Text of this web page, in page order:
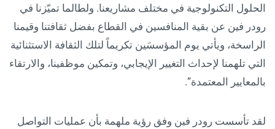
الحلول التكنولوجية في مختلف مشاريعنا. ولطالما تميّزنا في
رودر فين عن بقية المنافسين في القطاع بفضل ثقافتنا وقيمنا
الراسخة، ويأتي يوم المؤسسَين تكريماً لتلك الثقافة الاستثنائية
التي تلهمنا لإحداث التغيير الإيجابي، وتمكين موظفينا، والارتقاء
بالمعايير المعتمدة”.
لقد تأسست رودر فين وفق رؤية ملهمة بأن عمليات التواصل